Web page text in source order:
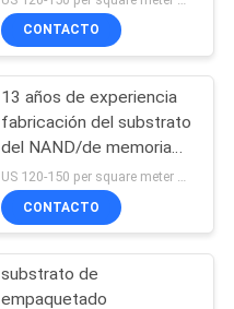
CONTACTO
13 años de experiencia
fabricación del substrato
del NAND/de memoria
Flash
US 120-150 per square meter MOQ:1 metro cuadrado
CONTACTO
substrato de
empaquetado